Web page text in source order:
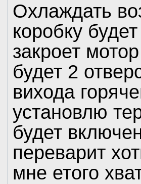
Охлаждать
коробку
закроет
будет 2
вихода
установлю
будет
переварит
мне етого